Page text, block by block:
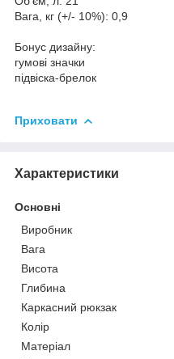
Вага, кг (+/- 10%): 0,9
Бонус дизайну:
гумові значки
підвіска-брелок
Приховати
Характеристики
Основні
Виробник
Вага
Висота
Глибина
Каркасний рюкзак
Колір
Матеріал